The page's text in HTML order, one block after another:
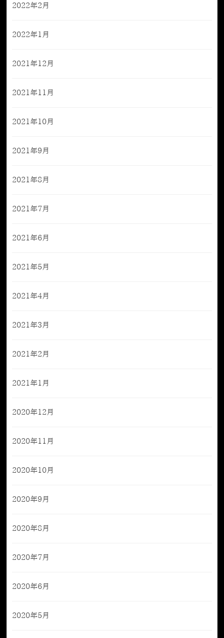
2022年2月
2022年1月
2021年12月
2021年11月
2021年10月
2021年9月
2021年8月
2021年7月
2021年6月
2021年5月
2021年4月
2021年3月
2021年2月
2021年1月
2020年12月
2020年11月
2020年10月
2020年9月
2020年8月
2020年7月
2020年6月
2020年5月